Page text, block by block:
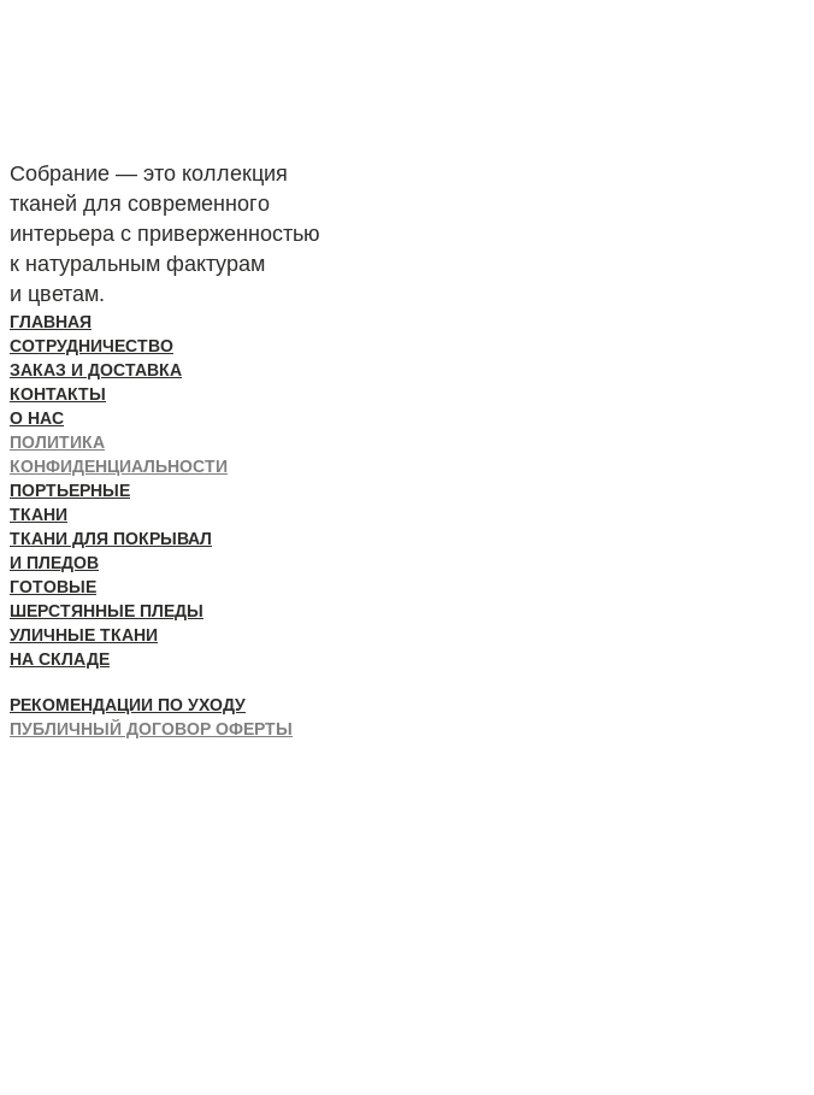
Собрание — это коллекция
тканей для современного
интерьера с приверженностью
к натуральным фактурам
и цветам.
ГЛАВНАЯ
СОТРУДНИЧЕСТВО
ЗАКАЗ И ДОСТАВКА
КОНТАКТЫ
О НАС
ПОЛИТИКА
КОНФИДЕНЦИАЛЬНОСТИ
ПОРТЬЕРНЫЕ
ТКАНИ
ТКАНИ ДЛЯ ПОКРЫВАЛ
И ПЛЕДОВ
ГОТОВЫЕ
ШЕРСТЯННЫЕ ПЛЕДЫ
УЛИЧНЫЕ ТКАНИ
НА СКЛАДЕ
РЕКОМЕНДАЦИИ ПО УХОДУ
ПУБЛИЧНЫЙ ДОГОВОР ОФЕРТЫ